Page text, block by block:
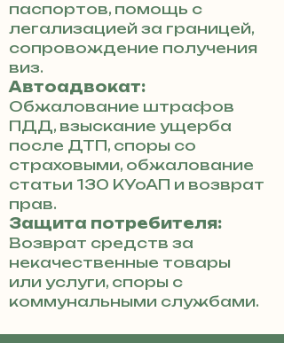
паспортов, помощь с
легализацией за границей,
сопровождение получения
виз.
Автоадвокат:
Обжалование штрафов
ПДД, взыскание ущерба
после ДТП, споры со
страховыми, обжалование
статьи 130 КУоАП и возврат
прав.
Защита потребителя:
Возврат средств за
некачественные товары
или услуги, споры с
коммунальными службами.